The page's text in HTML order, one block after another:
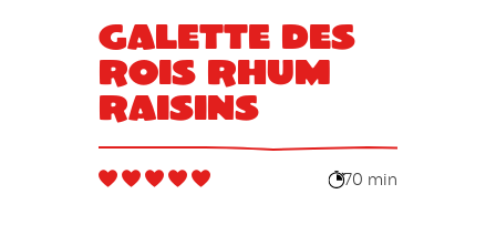
Galette des
rois rhum
raisins
70 min